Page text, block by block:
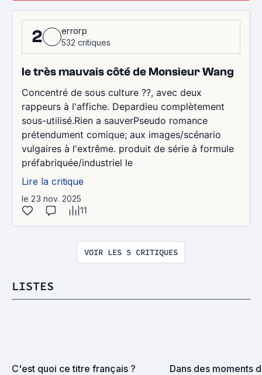
2
errorp
532 critiques
le très mauvais côté de Monsieur Wang
Concentré de sous culture ??, avec deux
rappeurs à l'affiche. Depardieu complètement
sous-utilisé.Rien a sauverPseudo romance
prétendument comique; aux images/scénario
vulgaires à l'extrême. produit de série à formule
préfabriquée/industriel le
Lire la critique
le 23 nov. 2025
11
VOIR LES 5 CRITIQUES
LISTES
C'est quoi ce titre français ? Dans des moments